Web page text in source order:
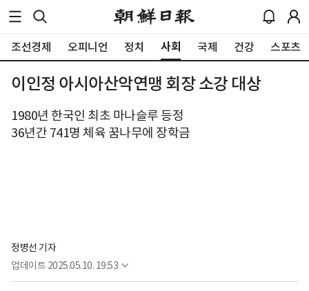
조선경제 오피니언 정치 사회 국제 건강 스포츠
이인정 아시아산악연맹 회장 소강 대상
1980년 한국인 최초 마나슬루 등정
36년간 741명 체육 꿈나무에 장학금
정병선 기자
업데이트 2025.05.10. 19:53